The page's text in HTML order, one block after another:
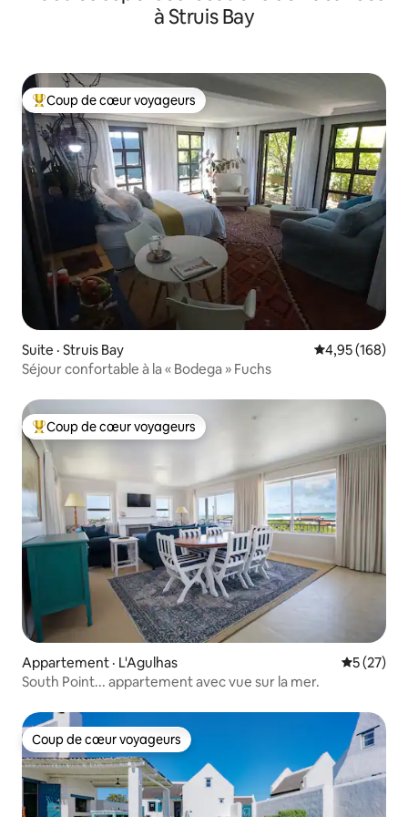
à Struis Bay
Coup de cœur voyageurs parmi les plus aimés
Coup de cœur voyageurs
Suite · Struis Bay Note
4,95 (168)
Séjour confortable à la « Bodega » Fuchs
Coup de cœur voyageurs parmi les plus aimés
Coup de cœur voyageurs
Appartement · L'Agulhas Note
5 (27)
South Point... appartement avec vue sur la mer.
Coup de cœur voyageurs
Coup de cœur voyageurs